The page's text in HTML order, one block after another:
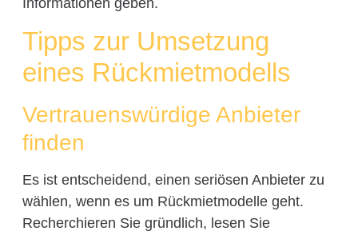
Tipps zur Umsetzung
eines Rückmietmodells
Vertrauenswürdige Anbieter
finden
Es ist entscheidend, einen seriösen Anbieter zu
wählen, wenn es um Rückmietmodelle geht.
Recherchieren Sie gründlich, lesen Sie